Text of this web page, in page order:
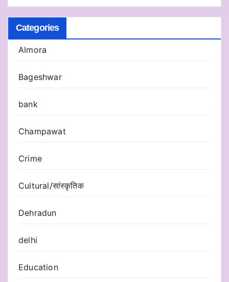
Categories
Almora
Bageshwar
bank
Champawat
Crime
Cultural/सांस्कृतिक
Dehradun
delhi
Education